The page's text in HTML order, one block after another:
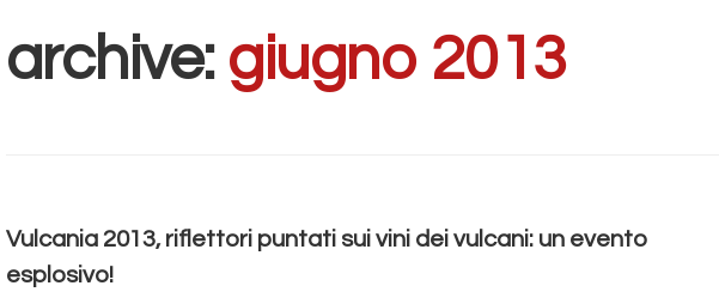
archive: giugno 2013
Vulcania 2013, riflettori puntati sui vini dei vulcani: un evento
esplosivo!